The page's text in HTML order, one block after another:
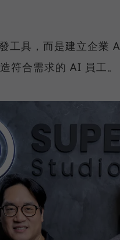
工具，而是建立企業
符合需求的 AI 員工。